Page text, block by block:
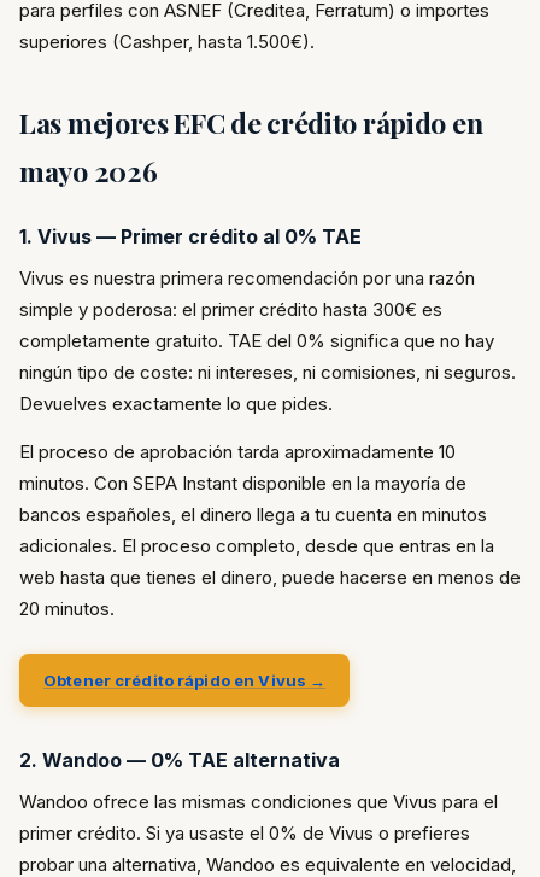
para perfiles con ASNEF (Creditea, Ferratum) o importes
superiores (Cashper, hasta 1.500€).
Las mejores EFC de crédito rápido en
mayo 2026
1. Vivus — Primer crédito al 0% TAE
Vivus es nuestra primera recomendación por una razón
simple y poderosa: el primer crédito hasta 300€ es
completamente gratuito. TAE del 0% significa que no hay
ningún tipo de coste: ni intereses, ni comisiones, ni seguros.
Devuelves exactamente lo que pides.
El proceso de aprobación tarda aproximadamente 10
minutos. Con SEPA Instant disponible en la mayoría de
bancos españoles, el dinero llega a tu cuenta en minutos
adicionales. El proceso completo, desde que entras en la
web hasta que tienes el dinero, puede hacerse en menos de
20 minutos.
Obtener crédito rápido en Vivus →
2. Wandoo — 0% TAE alternativa
Wandoo ofrece las mismas condiciones que Vivus para el
primer crédito. Si ya usaste el 0% de Vivus o prefieres
probar una alternativa, Wandoo es equivalente en velocidad,